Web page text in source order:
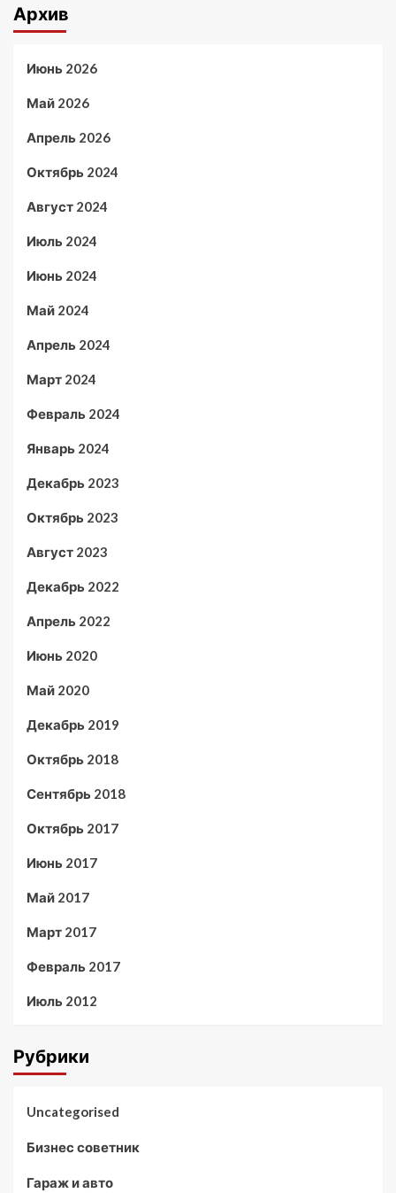
Архив
Июнь 2026
Май 2026
Апрель 2026
Октябрь 2024
Август 2024
Июль 2024
Июнь 2024
Май 2024
Апрель 2024
Март 2024
Февраль 2024
Январь 2024
Декабрь 2023
Октябрь 2023
Август 2023
Декабрь 2022
Апрель 2022
Июнь 2020
Май 2020
Декабрь 2019
Октябрь 2018
Сентябрь 2018
Октябрь 2017
Июнь 2017
Май 2017
Март 2017
Февраль 2017
Июль 2012
Рубрики
Uncategorised
Бизнес советник
Гараж и авто